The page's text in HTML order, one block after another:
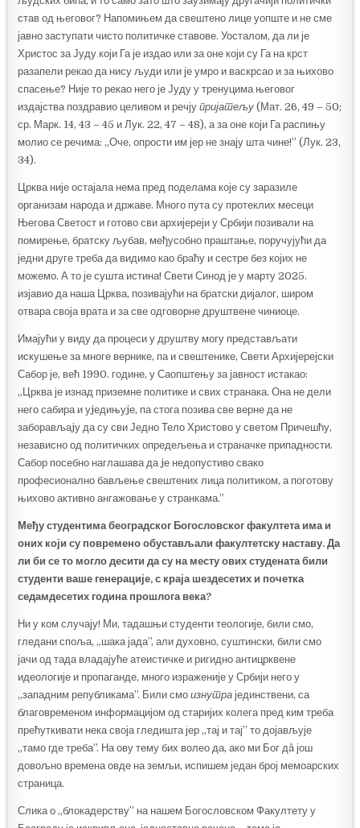
став од његовог? Напомињем да свештено лице уопште и не сме
јавно заступати чисто политичке ставове. Уосталом, да ли је
Христос за Јуду који Га је издао или за оне који су Га на крст
разапели рекао да нису људи или је умро и васкрсао и за њихово
спасење? Није то рекао него је Јуду у тренуцима његовог
издајства поздравио целивом и речјупријатељу (Мат. 26, 49 – 50;
ср. Марк. 14, 43 – 45 и Лук. 22, 47 – 48), а за оне који Га распињу
молио се речима: „Оче, опрости им јер не знају шта чине!” (Лук. 23,
34).
Црква није остајала нема пред поделама које су заразиле
организам народа и државе. Много пута су протеклих месеци
Његова Светост и готово сви архијереји у Србији позивали на
помирење, братску љубав, међусобно праштање, поручујући да
једни друге треба да видимо као браћу и сестре без којих не
можемо. А то је сушта истина! Свети Синод је у марту 2025.
изјавио да наша Црква, позивајући на братски дијалог, широм
отвара своја врата и за све одговорне друштвене чиниоце.
Имајући у виду да процеси у друштву могу представљати
искушење за многе вернике, па и свештенике, Свети Архијерејски
Сабор је, већ 1990. године, у Саопштењу за јавност истакао:
„Црква је изнад приземне политике и свих странака. Она не дели
него сабира и уjедињуjе, па стога позива све верне да не
заборављаjу да су сви Једно Тело Христово у светом Причешћу,
независно од политичких опредељења и страначке припадности.
Сабор посебно наглашава да jе недопустиво свако
професионално бављење свештених лица политиком, а поготову
њихово активно ангажовање у странкама.”
Међу студентима београдског Богословског факултета има и
оних који су повремено обустављали факултетску наставу. Да
ли би се то могло десити да су на месту ових студената били
студенти ваше генерације, с краја шездесетих и почетка
седамдесетих година прошлога века?
Ни у ком случају! Ми, тадашњи студенти теологије, били смо,
гледани споља, „шака јада”, али духовно, суштински, били смо
јачи од тада владајуће атеистичке и ригидно антицрквене
идеологије и пропаганде, много израженије у Србији него у
„западним републикама”. Били смоизнутра јединствени, са
благовременом информацијом од старијих колега пред ким треба
прећуткивати нека своја гледишта јер „тај и тај” то дојављује
„тамо где треба”. На ову тему бих волео да, ако ми Бог дâ још
довољно времена овде на земљи, испишем један број мемоарских
страница.
Слика о „блокадерству” на нашем Богословском Факултету у